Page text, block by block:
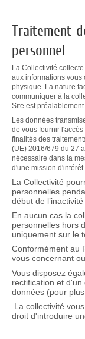
Traitement
personnel
La Collectivité
aux informations vous
physique. La nature
communiquer à la
Site est
Les données
de vous fournir
finalités des
(UE) 2016/679 du 27
nécessaire dans la
d'une mission d'intérêt
La Collectivité
personnelles
début de
En aucun cas la
personnelles hors
uniquement sur le
Conformément au
vous concernant
Vous disposez
rectification et
données (pour
La collectivité
droit d'introduire